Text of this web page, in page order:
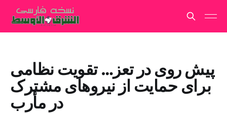
پیش روی در تعز… تقویت نظامی
برای حمایت از نیروهای مشترک
در مأرب